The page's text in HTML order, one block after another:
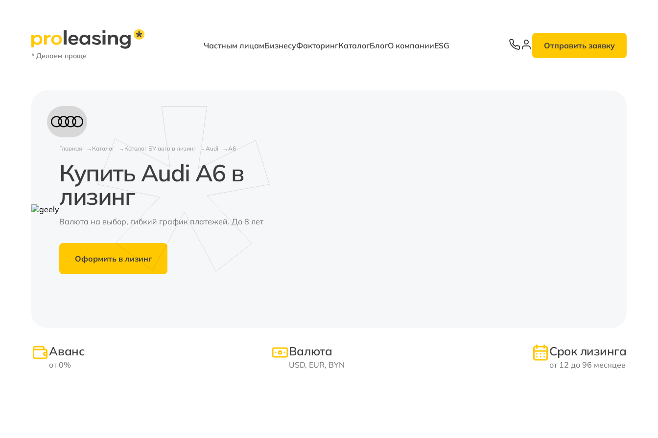
* Делаем проще
Частным лицамБизнесуФакторингКаталогБлогО компанииESG Отправить заявку
Главная Каталог Каталог БУ авто в лизинг Audi A6
Купить Audi A6 в
лизинг
Валюта на выбор, гибкий график платежей. До 8 лет
Оформить в лизинг
Аванс
от 0%
Валюта
USD, EUR, BYN
Срок лизинга
от 12 до 96 месяцев